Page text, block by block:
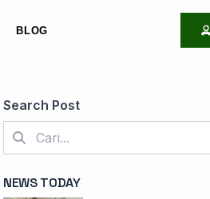
BLOG
Search Post
NEWS TODAY